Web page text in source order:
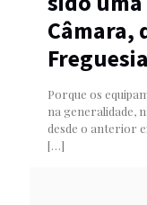
Câmara,
Freguesia
Porque os
na generalidade,
desde o anterior
[…]